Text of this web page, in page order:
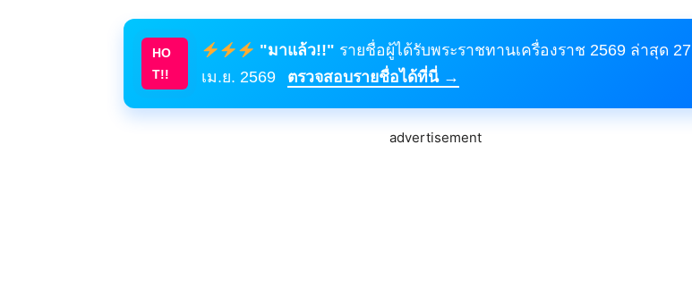
HO
T!!
"มาแล้ว!!" รายชื่อผู้ได้รับพระราชทานเครื่องราช 2569 ล่าสุด 27
เม.ย. 2569
ตรวจสอบรายชื่อได้ที่นี่ →
advertisement